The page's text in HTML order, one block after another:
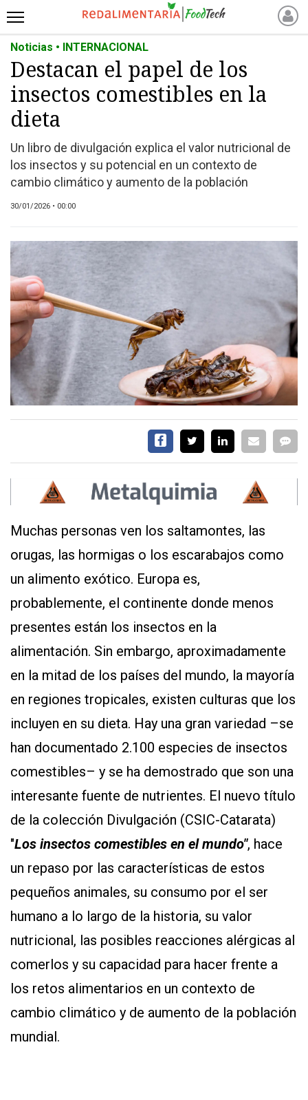
INICIO
NOTICIAS RECIENTES
NOTICIAS
PROTEÍNAS
ANIMAL FREE
FOODTECH
DIRECTORIO
MEDIA KIT
SERVICIOS
CONTÁCTENOS
TÉRMINOS
POLÍTICAS
DE
PRIVACIDAD
MAPA
DEL
SITIO
Noticias • INTERNACIONAL
Destacan el papel de los
insectos comestibles en la
dieta
Un libro de divulgación explica el valor nutricional de
los insectos y su potencial en un contexto de
cambio climático y aumento de la población
30/01/2026 • 00:00
Muchas personas ven los saltamontes, las
orugas, las hormigas o los escarabajos como
un alimento exótico. Europa es,
probablemente, el continente donde menos
presentes están los insectos en la
alimentación. Sin embargo, aproximadamente
en la mitad de los países del mundo, la mayoría
en regiones tropicales, existen culturas que los
incluyen en su dieta. Hay una gran variedad –se
han documentado 2.100 especies de insectos
comestibles– y se ha demostrado que son una
interesante fuente de nutrientes. El nuevo título
de la colección Divulgación (CSIC-Catarata)
"Los insectos comestibles en el mundo", hace
un repaso por las características de estos
pequeños animales, su consumo por el ser
humano a lo largo de la historia, su valor
nutricional, las posibles reacciones alérgicas al
comerlos y su capacidad para hacer frente a
los retos alimentarios en un contexto de
cambio climático y de aumento de la población
mundial.